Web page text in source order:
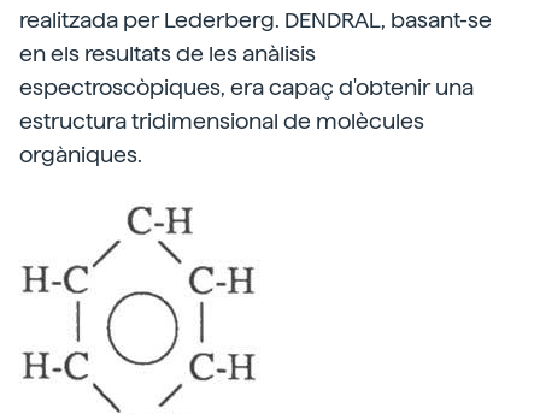
realitzada per Lederberg. DENDRAL, basant-se
en els resultats de les anàlisis
espectroscòpiques, era capaç d'obtenir una
estructura tridimensional de molècules
orgàniques.